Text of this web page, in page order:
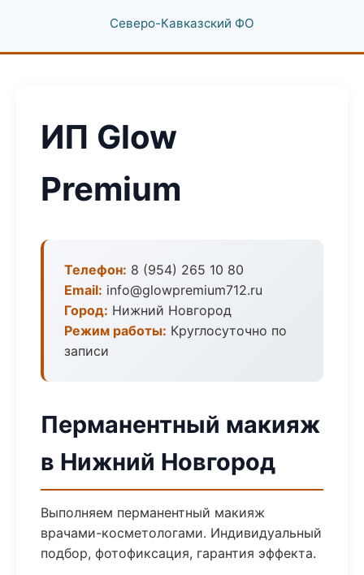
Северо-Кавказский ФО
ИП Glow
Premium
Телефон: 8 (954) 265 10 80
Email: info@glowpremium712.ru
Город: Нижний Новгород
Режим работы: Круглосуточно по
записи
Перманентный макияж
в Нижний Новгород
Выполняем перманентный макияж
врачами-косметологами. Индивидуальный
подбор, фотофиксация, гарантия эффекта.